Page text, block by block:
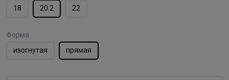
18
20.2 22
Форма
изогнутая
прямая